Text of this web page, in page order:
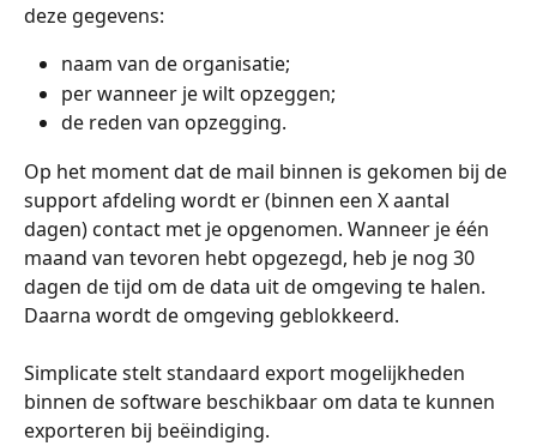
deze gegevens:
naam van de organisatie;
per wanneer je wilt opzeggen;
de reden van opzegging.
Op het moment dat de mail binnen is gekomen bij de
support afdeling wordt er (binnen een X aantal
dagen) contact met je opgenomen. Wanneer je één
maand van tevoren hebt opgezegd, heb je nog 30
dagen de tijd om de data uit de omgeving te halen.
Daarna wordt de omgeving geblokkeerd.
Simplicate stelt standaard export mogelijkheden
binnen de software beschikbaar om data te kunnen
exporteren bij beëindiging.